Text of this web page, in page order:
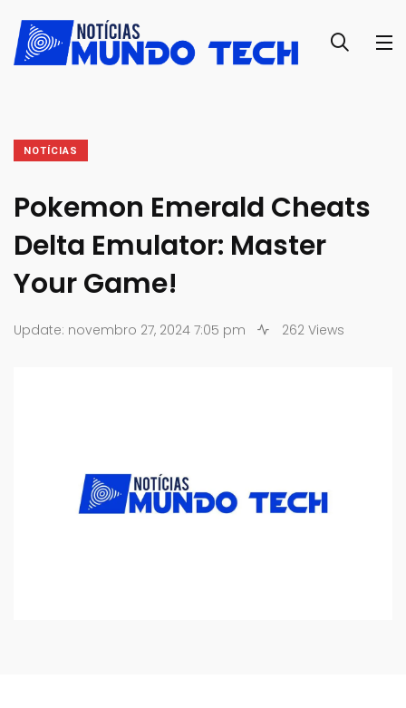
NOTÍCIAS
Pokemon Emerald Cheats
Delta Emulator: Master
Your Game!
Update: novembro 27, 2024 7:05 pm 262 Views